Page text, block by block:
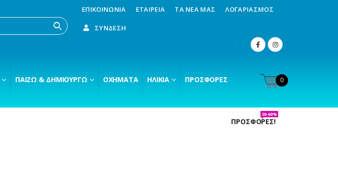
ΕΠΙΚΟΙΝΩΝΊΑ ΕΤΑΙΡΕΊΑ ΤΑ ΝΈΑ ΜΑΣ ΛΟΓΑΡΙΑΣΜΌΣ
ΣΎΝΔΕΣΗ
ΠΑΊΖΩ & ΔΗΜΙΟΥΡΓΏ ΟΧΉΜΑΤΑ ΗΛΙΚΊΑ ΠΡΟΣΦΟΡΈΣ 0
ΠΡΟΣΦΟΡΕΣ!
20-60%